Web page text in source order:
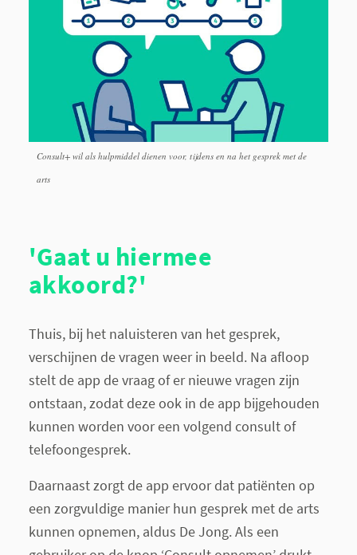
Consult+ wil als hulpmiddel dienen voor, tijdens en na het gesprek met de
arts
'Gaat u hiermee
akkoord?'
Thuis, bij het naluisteren van het gesprek,
verschijnen de vragen weer in beeld. Na afloop
stelt de app de vraag of er nieuwe vragen zijn
ontstaan, zodat deze ook in de app bijgehouden
kunnen worden voor een volgend consult of
telefoongesprek.
Daarnaast zorgt de app ervoor dat patiënten op
een zorgvuldige manier hun gesprek met de arts
kunnen opnemen, aldus De Jong. Als een